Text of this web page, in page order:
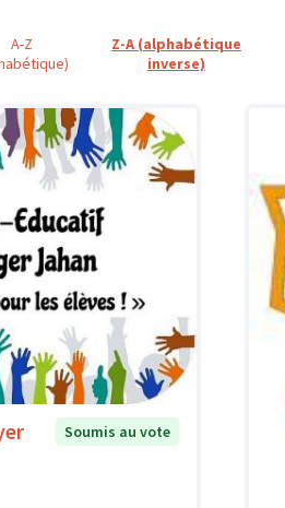
A-Z
Z-A (alphabétique
inverse)
Soumis au vote